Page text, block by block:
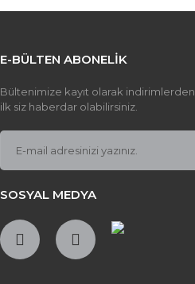
E-BÜLTEN ABONELİK
Bültenimize kayıt olarak
ilk siz haberdar olabilirsiniz.
SOSYAL MEDYA